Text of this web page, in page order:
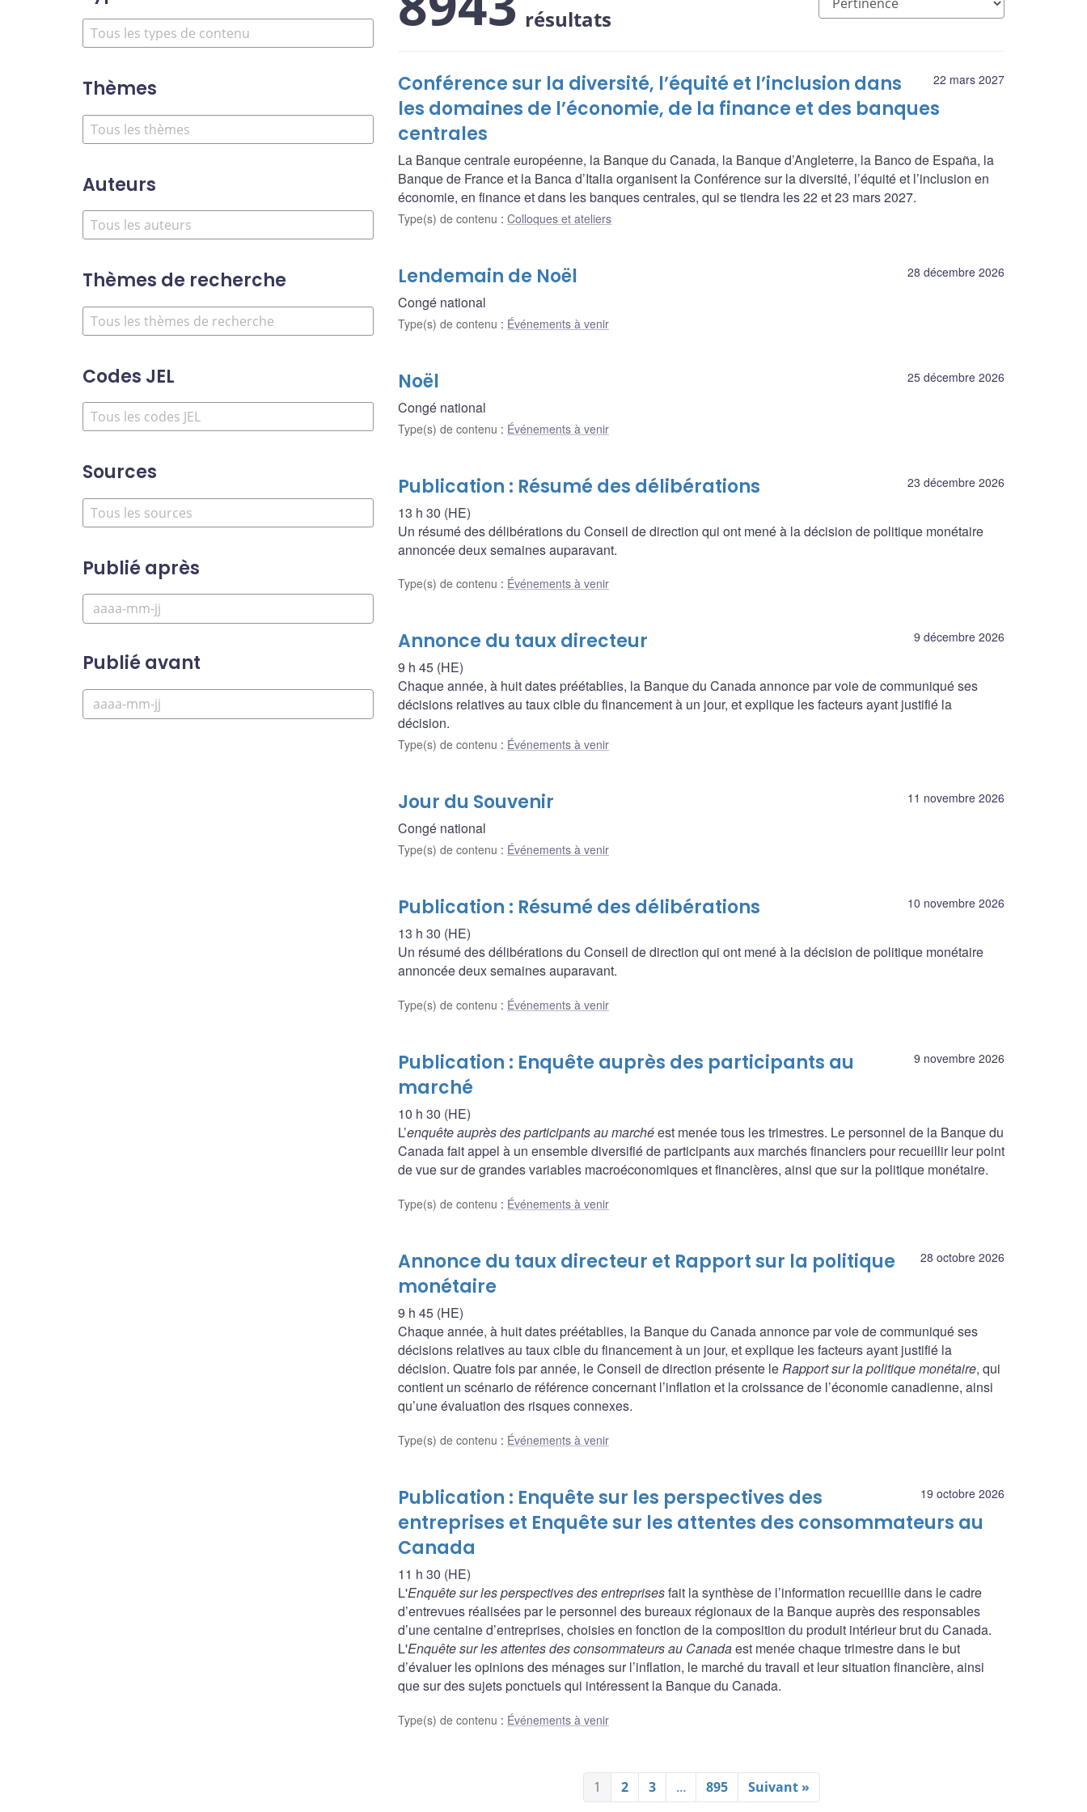
Thèmes
Auteurs
Thèmes de recherche
Codes JEL
Sources
Publié après
Publié avant
résultats
22 mars 2027
Conférence sur la diversité, l’équité et l’inclusion dans
les domaines de l’économie, de la finance et des banques
centrales
La Banque centrale européenne, la Banque du Canada, la Banque d’Angleterre, la Banco de España, la
Banque de France et la Banca d’Italia organisent la Conférence sur la diversité, l’équité et l’inclusion en
économie, en finance et dans les banques centrales, qui se tiendra les 22 et 23 mars 2027.
Type(s) de contenu : Colloques et ateliers
28 décembre 2026
Lendemain de Noël
Congé national
Type(s) de contenu : Événements à venir
25 décembre 2026
Noël
Congé national
Type(s) de contenu : Événements à venir
23 décembre 2026
Publication : Résumé des délibérations
13 h 30 (HE)
Un résumé des délibérations du Conseil de direction qui ont mené à la décision de politique monétaire
annoncée deux semaines auparavant.
Type(s) de contenu : Événements à venir
9 décembre 2026
Annonce du taux directeur
9 h 45 (HE)
Chaque année, à huit dates préétablies, la Banque du Canada annonce par voie de communiqué ses
décisions relatives au taux cible du financement à un jour, et explique les facteurs ayant justifié la
décision.
Type(s) de contenu : Événements à venir
11 novembre 2026
Jour du Souvenir
Congé national
Type(s) de contenu : Événements à venir
10 novembre 2026
Publication : Résumé des délibérations
13 h 30 (HE)
Un résumé des délibérations du Conseil de direction qui ont mené à la décision de politique monétaire
annoncée deux semaines auparavant.
Type(s) de contenu : Événements à venir
9 novembre 2026
Publication : Enquête auprès des participants au
marché
10 h 30 (HE)
L’enquête auprès des participants au marchéest menée tous les trimestres. Le personnel de la Banque du
Canada fait appel à un ensemble diversifié de participants aux marchés financiers pour recueillir leur point
de vue sur de grandes variables macroéconomiques et financières, ainsi que sur la politique monétaire.
Type(s) de contenu : Événements à venir
28 octobre 2026
Annonce du taux directeur et Rapport sur la politique
monétaire
9 h 45 (HE)
Chaque année, à huit dates préétablies, la Banque du Canada annonce par voie de communiqué ses
décisions relatives au taux cible du financement à un jour, et explique les facteurs ayant justifié la
décision. Quatre fois par année, le Conseil de direction présente leRapport sur la politique monétaire, qui
contient un scénario de référence concernant l’inflation et la croissance de l’économie canadienne, ainsi
qu’une évaluation des risques connexes.
Type(s) de contenu : Événements à venir
19 octobre 2026
Publication : Enquête sur les perspectives des
entreprises et Enquête sur les attentes des consommateurs au
Canada
11 h 30 (HE)
L'Enquête sur les perspectives des entreprisesfait la synthèse de l’information recueillie dans le cadre
d’entrevues réalisées par le personnel des bureaux régionaux de la Banque auprès des responsables
d’une centaine d’entreprises, choisies en fonction de la composition du produit intérieur brut du Canada.
L'Enquête sur les attentes des consommateurs au Canadaest menée chaque trimestre dans le but
d’évaluer les opinions des ménages sur l’inflation, le marché du travail et leur situation financière, ainsi
que sur des sujets ponctuels qui intéressent la Banque du Canada.
Type(s) de contenu : Événements à venir
1 2 3 … 895 Suivant »